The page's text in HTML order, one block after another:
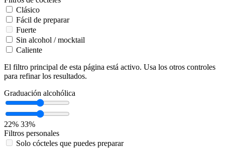
Clásico
Fácil de preparar
Fuerte
Sin alcohol / mocktail
Caliente
El filtro principal de esta página está activo. Usa los otros controles
para refinar los resultados.
Graduación alcohólica
22% 33%
Filtros personales
Solo cócteles que puedes preparar